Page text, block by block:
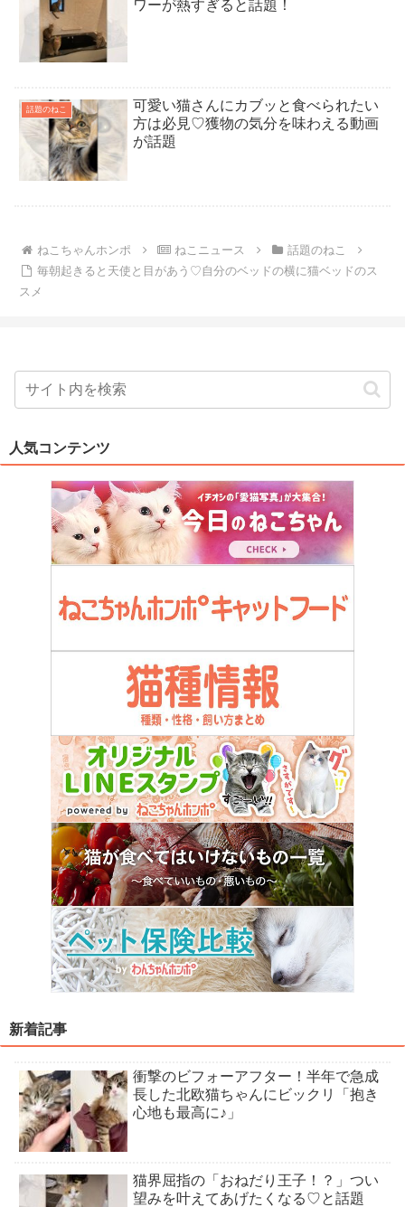
ワーが熱すぎると話題！
話題のねこ
可愛い猫さんにカブッと食べられたい
方は必見♡獲物の気分を味わえる動画
が話題
ねこちゃんホンポ ねこニュース
話題のねこ
毎朝起きると天使と目があう♡自分のベッドの横に猫ベッドのス
スメ
人気コンテンツ
新着記事
衝撃のビフォーアフター！半年で急成
長した北欧猫ちゃんにビックリ「抱き
心地も最高に♪」
猫界屈指の「おねだり王子！？」つい
望みを叶えてあげたくなる♡と話題